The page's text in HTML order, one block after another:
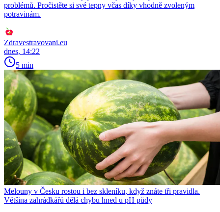
problémů. Pročistěte si své tepny včas díky vhodně zvoleným
potravinám.
Zdravestravovani.eu
dnes, 14:22
5 min
Melouny v Česku rostou i bez skleníku, když znáte tři pravidla.
Většina zahrádkářů dělá chybu hned u pH půdy